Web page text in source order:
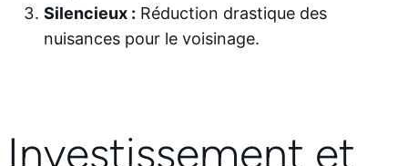
Silencieux : Réduction drastique des
nuisances pour le voisinage.
Investissement et